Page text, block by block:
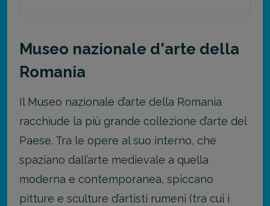
Museo nazionale d'arte della
Romania
Il Museo nazionale d’arte della Romania
racchiude la più grande collezione d’arte del
Paese. Tra le opere al suo interno, che
spaziano dall’arte medievale a quella
moderna e contemporanea, spiccano
pitture e sculture d’artisti rumeni (tra cui i